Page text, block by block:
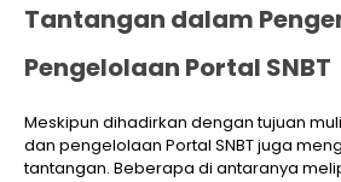
Tantangan dalam
Pengelolaan Portal SNBT
Meskipun dihadirkan dengan tujuan
dan pengelolaan Portal SNBT juga
tantangan. Beberapa di antaranya